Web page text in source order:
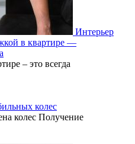
Интерьер
в квартире —
– это всегда
колес
колес Получение